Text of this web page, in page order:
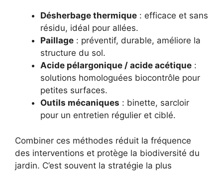
Désherbage thermique : efficace et sans
résidu, idéal pour allées.
Paillage : préventif, durable, améliore la
structure du sol.
Acide pélargonique / acide acétique :
solutions homologuées biocontrôle pour
petites surfaces.
Outils mécaniques : binette, sarcloir
pour un entretien régulier et ciblé.
Combiner ces méthodes réduit la fréquence
des interventions et protège la biodiversité du
jardin. C’est souvent la stratégie la plus